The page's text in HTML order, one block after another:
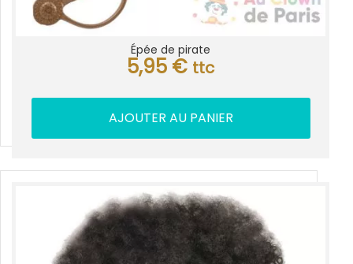
Épée de pirate
5,95 € ttc
AJOUTER AU PANIER